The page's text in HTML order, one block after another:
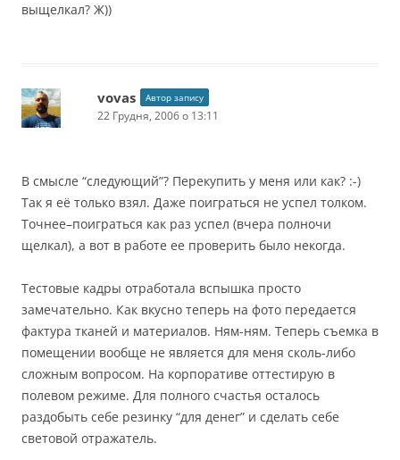
выщелкал? Ж))
vovas Автор запису
22 Грудня, 2006 о 13:11
В смысле “следующий”? Перекупить у меня или как? :-)
Так я её только взял. Даже поиграться не успел толком.
Точнее–поиграться как раз успел (вчера полночи
щелкал), а вот в работе ее проверить было некогда.
Тестовые кадры отработала вспышка просто
замечательно. Как вкусно теперь на фото передается
фактура тканей и материалов. Ням-ням. Теперь съемка в
помещении вообще не является для меня сколь-либо
сложным вопросом. На корпоративе оттестирую в
полевом режиме. Для полного счастья осталось
раздобыть себе резинку “для денег” и сделать себе
световой отражатель.